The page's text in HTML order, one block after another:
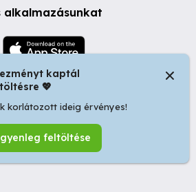
alkalmazásunkat
| Bulevardul Dacia nr 34, Oradea
ID: RO44483373 -
Ingyenes
kaptál
💖
korlátozott ideig érvényes!
feltöltése